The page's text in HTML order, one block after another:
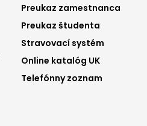
Footer
menu
2
Preukaz zamestnanca
Preukaz študenta
Stravovací systém
Online katalóg UK
Telefónny zoznam